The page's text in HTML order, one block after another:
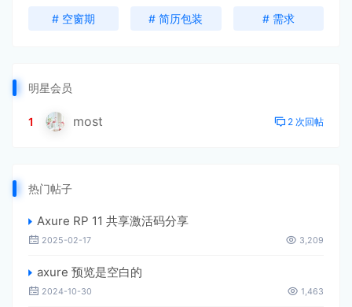
# 空窗期 # 简历包装 # 需求
明星会员
1 most 2 次回帖
热门帖子
Axure RP 11 共享激活码分享
2025-02-17 3,209
axure 预览是空白的
2024-10-30 1,463